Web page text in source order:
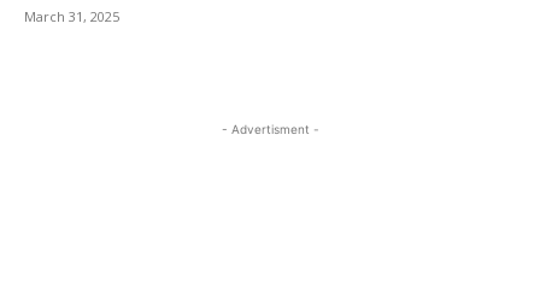
March 31, 2025
- Advertisment -